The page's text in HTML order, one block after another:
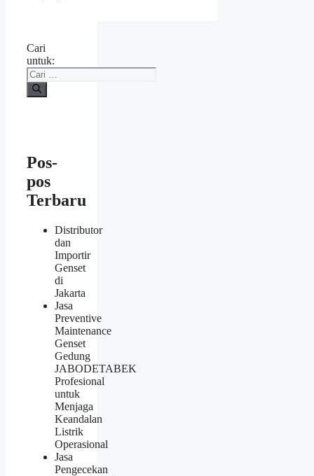
Cari
untuk:
Pos-
pos
Terbaru
Distributor
dan
Importir
Genset
di
Jakarta
Jasa
Preventive
Maintenance
Genset
Gedung
JABODETABEK
Profesional
untuk
Menjaga
Keandalan
Listrik
Operasional
Jasa
Pengecekan